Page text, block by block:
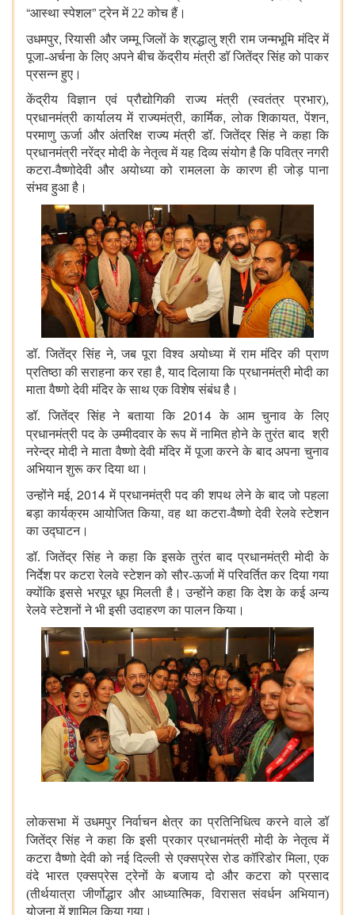
“आस्था स्पेशल”ट्रेन में 22 कोच हैं।
उधमपुर,रियासी और जम्मू जिलों के श्रद्धालु श्री राम जन्मभूमि मंदिर में
पूजा-अर्चना के लिए अपने बीच केंद्रीय मंत्री डॉ जितेंद्र सिंह को पाकर
प्रसन्न हुए।
केंद्रीय विज्ञान एवं प्रौद्योगिकी राज्य मंत्री (स्वतंत्र प्रभार),
प्रधानमंत्री कार्यालय में राज्यमंत्री,कार्मिक,लोक शिकायत,पेंशन,
परमाणु ऊर्जा और अंतरिक्ष राज्य मंत्री डॉ. जितेंद्र सिंह ने कहा कि
प्रधानमंत्री नरेंद्र मोदी के नेतृत्व में यह दिव्य संयोग है कि पवित्र नगरी
कटरा-वैष्णोदेवी और अयोध्या को रामलला के कारण ही जोड़ पाना
संभव हुआ है।
डॉ. जितेंद्र सिंह ने, जब पूरा विश्व अयोध्या में राम मंदिर की प्राण
प्रतिष्ठा की सराहना कर रहा है,याद दिलाया कि प्रधानमंत्री मोदी का
माता वैष्णो देवी मंदिर के साथ एक विशेष संबंध है।
डॉ. जितेंद्र सिंह ने बताया कि 2014के आम चुनाव के लिए
प्रधानमंत्री पद के उम्मीदवार के रूप में नामित होने के तुरंत बाद श्री
नरेन्द्र मोदी ने माता वैष्णो देवी मंदिर में पूजा करने के बाद अपना चुनाव
अभियान शुरू कर दिया था।
उन्होंने मई, 2014में प्रधानमंत्री पद की शपथ लेने के बाद जो पहला
बड़ा कार्यक्रम आयोजित किया,वह था कटरा-वैष्णो देवी रेलवे स्टेशन
का उद्घाटन।
डॉ. जितेंद्र सिंह ने कहा कि इसके तुरंत बाद प्रधानमंत्री मोदी के
निर्देश पर कटरा रेलवे स्टेशन को सौर-ऊर्जा में परिवर्तित कर दिया गया
क्योंकि इससे भरपूर धूप मिलती है। उन्होंने कहा कि देश के कई अन्य
रेलवे स्टेशनों ने भी इसी उदाहरण का पालन किया।
लोकसभा में उधमपुर निर्वाचन क्षेत्र का प्रतिनिधित्व करने वाले डॉ
जितेंद्र सिंह ने कहा कि इसी प्रकार प्रधानमंत्री मोदी के नेतृत्व में
कटरा वैष्णो देवी को नई दिल्ली से एक्सप्रेस रोड कॉरिडोर मिला,एक
वंदे भारत एक्सप्रेस ट्रेनों के बजाय दो और कटरा को प्रसाद
(तीर्थयात्रा जीर्णोद्धार और आध्यात्मिक,विरासत संवर्धन अभियान)
योजना में शामिल किया गया।